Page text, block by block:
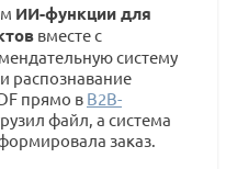
ИИ-функции для
вместе с
систему
распознавание
прямо в B2B-
файл, а система
заказ.